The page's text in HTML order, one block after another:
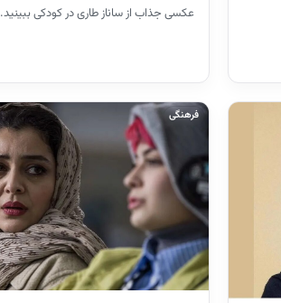
عکسی جذاب از ساناز طاری در کودکی ببینید.
فرهنگی